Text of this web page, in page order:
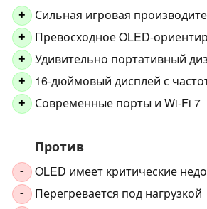
+ Сильная игровая
+ Превосходное OLED-
+ Удивительно портативный
+ 16-дюймовый дисплей с
+ Современные порты и Wi-Fi 7
Против
- OLED имеет критические
- Перегревается под нагрузкой